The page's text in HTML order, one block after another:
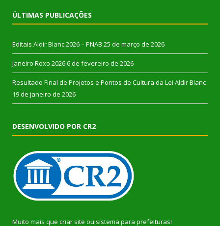
ÚLTIMAS PUBLICAÇÕES
Editais Aldir Blanc 2026 – PNAB 25 de março de 2026
Janeiro Roxo 2026 6 de fevereiro de 2026
Resultado Final de Projetos e Pontos de Cultura da Lei Aldir Blanc
19 de janeiro de 2026
DESENVOLVIDO POR CR2
Muito mais que criar site ou sistema para prefeituras!